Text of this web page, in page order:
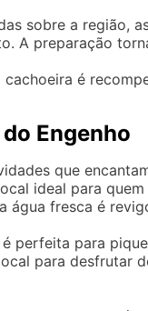
sobre a região,
A preparação
é
Engenho
que
ideal para
água fresca é
perfeita para
para desfrutar